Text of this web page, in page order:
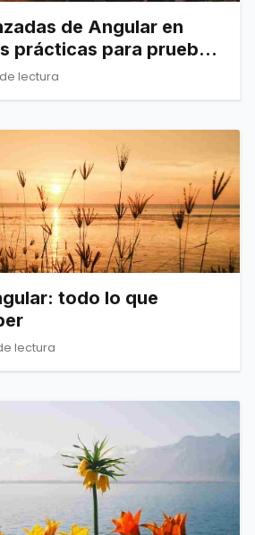
de Angular en
prácticas para pruebas
robustas
lectura
todo lo que
lectura